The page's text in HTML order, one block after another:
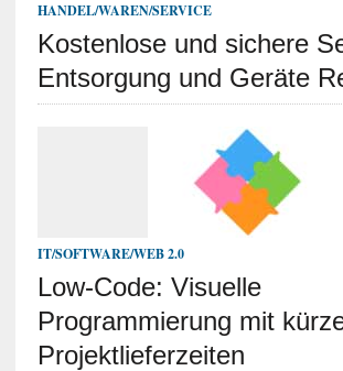
HANDEL/WAREN/SERVICE
Kostenlose und sichere
Entsorgung und Geräte
IT/SOFTWARE/WEB 2.0
Low-Code: Visuelle
Programmierung mit
Projektlieferzeiten